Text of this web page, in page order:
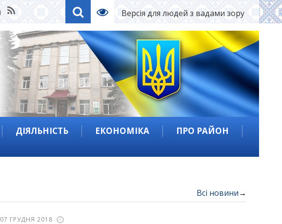
Версія для людей з вадами зору
ДІЯЛЬНІСТЬ ЕКОНОМІКА
ПРО РАЙОН
Всі новини→
07 ГРУДНЯ 2018